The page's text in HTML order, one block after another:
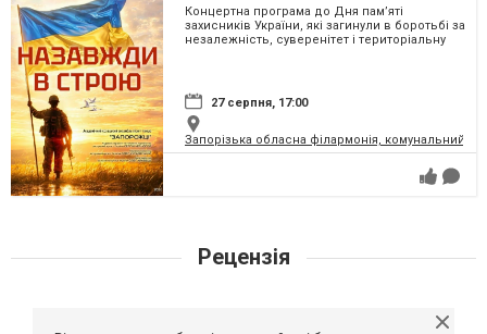
Концертна програма до Дня пам’яті
захисників України, які загинули в боротьбі за
незалежність, суверенітет і територіальну
27 серпня, 17:00
Запорізька обласна філармонія, комунальний
Рецензія